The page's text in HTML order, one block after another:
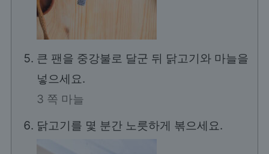
큰 팬을 중강불로 달군 뒤 닭고기와 마늘을
넣으세요.
3 쪽 마늘
닭고기를 몇 분간 노릇하게 볶으세요.